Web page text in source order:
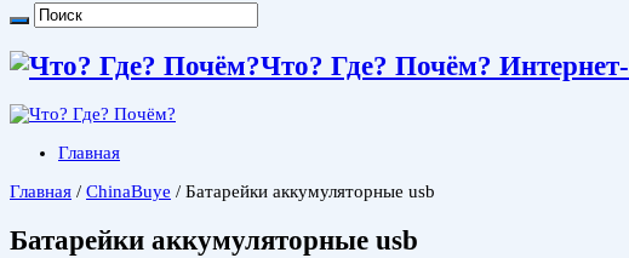
Что? Где? Почём?
Главная
Главная / ChinaBuye / Батарейки аккумуляторные usb
Батарейки аккумуляторные usb